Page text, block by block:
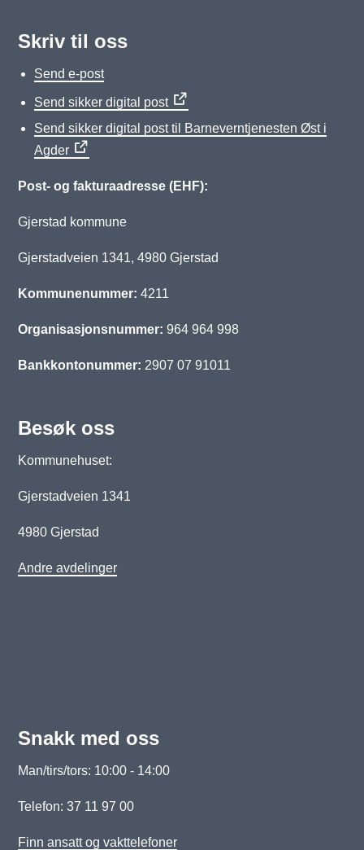
Skriv til oss
Send e-post
Send sikker digital post
Send sikker digital post til Barneverntjenesten Øst i
Agder
Post- og fakturaadresse (EHF):
Gjerstad kommune
Gjerstadveien 1341, 4980 Gjerstad
Kommunenummer: 4211
Organisasjonsnummer: 964 964 998
Bankkontonummer: 2907 07 91011
Besøk oss
Kommunehuset:
Gjerstadveien 1341
4980 Gjerstad
Andre avdelinger
Snakk med oss
Man/tirs/tors: 10:00 - 14:00
Telefon: 37 11 97 00
Finn ansatt og vakttelefoner